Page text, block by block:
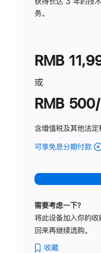
务。
RMB
或
RMB
含增值税及其他法定
可享免息分期付款
-
标
璃
需要考虑一下？
将此设备加入你的收
回来再继续选购。
收藏